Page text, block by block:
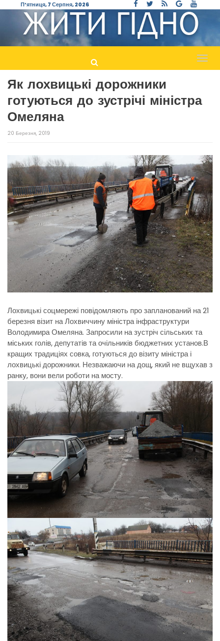
П’ятниця, 7 Серпня, 2026
Як лохвицькі дорожники
готуються до зустрічі міністра
Омеляна
20 Березня, 2019
Лохвицькі соцмережі повідомляють про запланований на 21
березня візит на Лохвиччину міністра інфраструктури
Володимира Омеляна. Запросили на зустріч сільських та
міських голів, депутатів та очільників бюджетних установ.В
кращих традиціях совка, готуються до візиту міністра і
лохвицькі дорожники. Незважаючи на дощ, який не вщухав з
ранку, вони вели роботи на мосту.